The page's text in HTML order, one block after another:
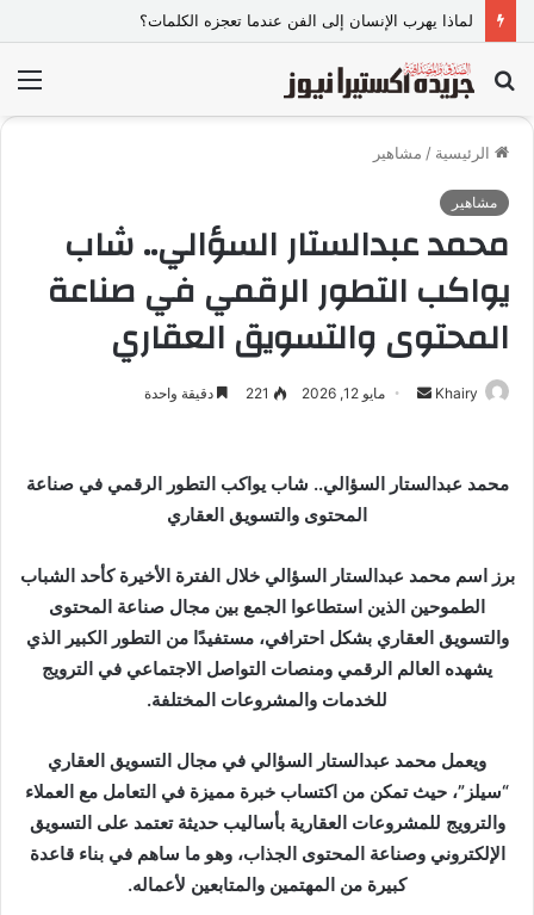
لماذا يهرب الإنسان إلى الفن عندما تعجزه الكلمات؟
بحث
عن
الرئيسية / مشاهير
مشاهير
محمد عبدالستار السؤالي.. شاب
يواكب التطور الرقمي في صناعة
المحتوى والتسويق العقاري
Khairy
ل
ا
ل
ر
و
ن
ي
مايو 12, 2026 221 دقيقة واحدة
محمد عبدالستار السؤالي.. شاب يواكب التطور الرقمي في صناعة
المحتوى والتسويق العقاري
برز اسم محمد عبدالستار السؤالي خلال الفترة الأخيرة كأحد الشباب
الطموحين الذين استطاعوا الجمع بين مجال صناعة المحتوى
والتسويق العقاري بشكل احترافي، مستفيدًا من التطور الكبير الذي
يشهده العالم الرقمي ومنصات التواصل الاجتماعي في الترويج
للخدمات والمشروعات المختلفة.
ويعمل محمد عبدالستار السؤالي في مجال التسويق العقاري
“سيلز”، حيث تمكن من اكتساب خبرة مميزة في التعامل مع العملاء
والترويج للمشروعات العقارية بأساليب حديثة تعتمد على التسويق
الإلكتروني وصناعة المحتوى الجذاب، وهو ما ساهم في بناء قاعدة
كبيرة من المهتمين والمتابعين لأعماله.